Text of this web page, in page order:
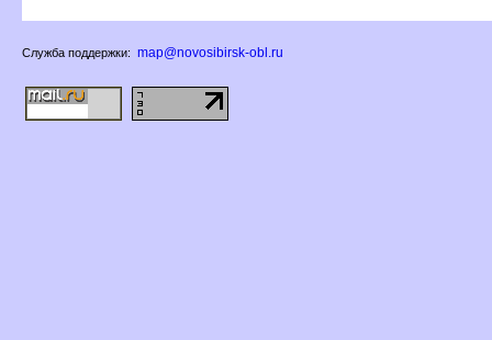
Служба поддержки: map@novosibirsk-obl.ru